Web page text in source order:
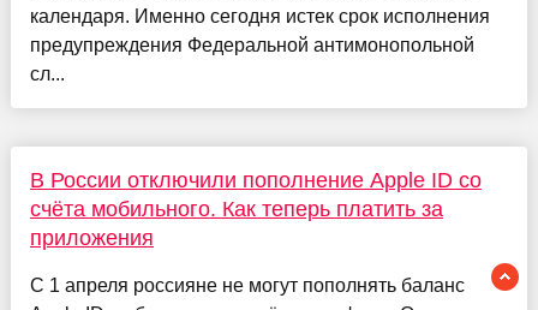
календаря. Именно сегодня истек срок исполнения
предупреждения Федеральной антимонопольной
сл...
В России отключили пополнение Apple ID со
счёта мобильного. Как теперь платить за
приложения
С 1 апреля россияне не могут пополнять баланс